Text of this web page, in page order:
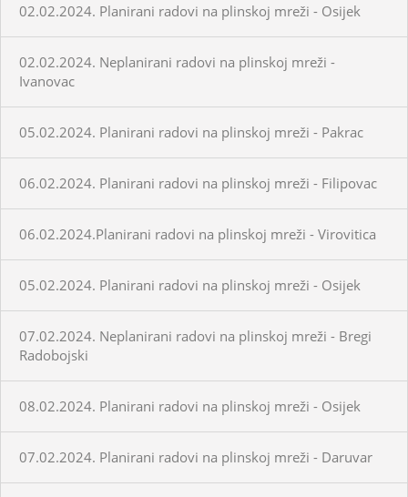
02.02.2024. Planirani radovi na plinskoj mreži - Osijek
02.02.2024. Neplanirani radovi na plinskoj mreži -
Ivanovac
05.02.2024. Planirani radovi na plinskoj mreži - Pakrac
06.02.2024. Planirani radovi na plinskoj mreži - Filipovac
06.02.2024.Planirani radovi na plinskoj mreži - Virovitica
05.02.2024. Planirani radovi na plinskoj mreži - Osijek
07.02.2024. Neplanirani radovi na plinskoj mreži - Bregi
Radobojski
08.02.2024. Planirani radovi na plinskoj mreži - Osijek
07.02.2024. Planirani radovi na plinskoj mreži - Daruvar